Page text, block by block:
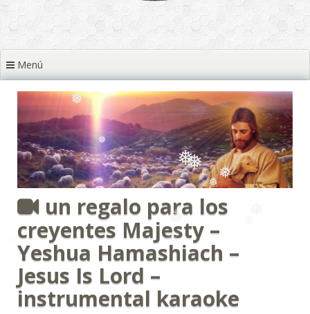
❅
❅❅
❅
❅
❅
❅
❅
❅
❅
❅
❅
Menú
un regalo para los
creyentes Majesty –
Yeshua Hamashiach –
Jesus Is Lord –
instrumental karaoke